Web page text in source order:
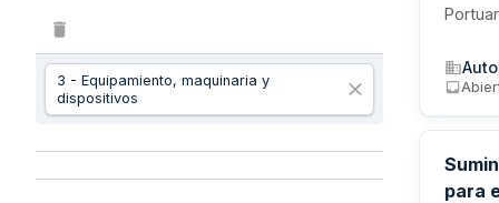
3 - Equipamiento, maquinaria y
dispositivos
para